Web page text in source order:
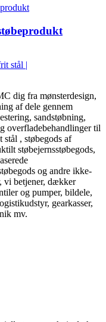
dig fra mønsterdesign,
af dele gennem
sandstøbning,
overfladebehandlinger til
stål , støbegods af
støbejernsstøbegods,
og andre ikke-
vi betjener, dækker
og pumper, bildele,
gearkasser,
mv.